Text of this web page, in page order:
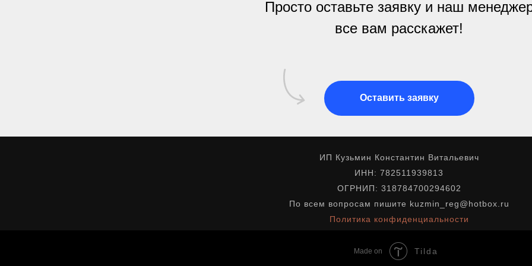
Просто оставьте заявку и наш
все вам расскажет!
Оставить заявку
ИП Кузьмин Константин Витальевич
ИНН: 782511939813
ОГРНИП: 318784700294602
По всем вопросам пишите kuzmin_reg@hotbox.ru
Политика конфиденциальности
Made on Tilda